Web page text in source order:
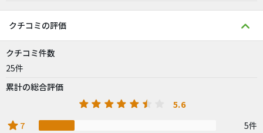
クチコミの評価
クチコミ件数
25件
累計の総合評価
5.6
star 7 5件